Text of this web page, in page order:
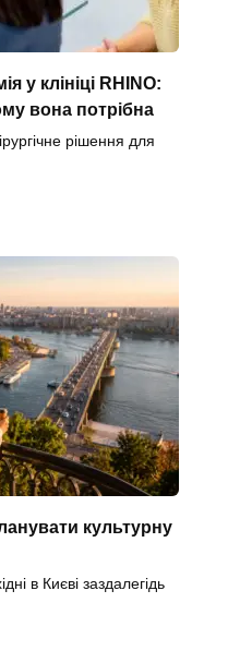
у клініці RHINO:
вона потрібна
рішення для
культурну
в Києві заздалегідь